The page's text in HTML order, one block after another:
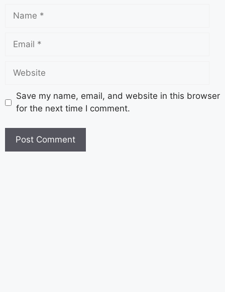
Save my name, email, and website in this browser
for the next time I comment.